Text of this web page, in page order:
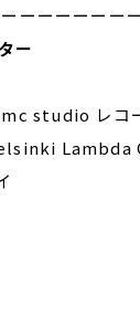
ーーーーーー
ー
レコー
Lambda